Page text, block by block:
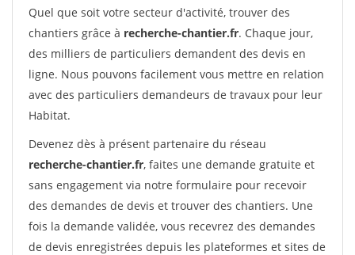
Quel que soit votre secteur d'activité, trouver des
chantiers grâce à recherche-chantier.fr. Chaque jour,
des milliers de particuliers demandent des devis en
ligne. Nous pouvons facilement vous mettre en relation
avec des particuliers demandeurs de travaux pour leur
Habitat.
Devenez dès à présent partenaire du réseau
recherche-chantier.fr, faites une demande gratuite et
sans engagement via notre formulaire pour recevoir
des demandes de devis et trouver des chantiers. Une
fois la demande validée, vous recevrez des demandes
de devis enregistrées depuis les plateformes et sites de